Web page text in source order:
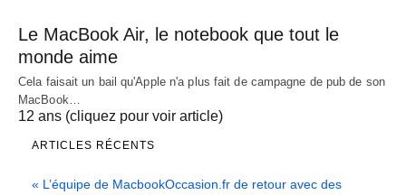
Le MacBook Air, le notebook que tout le
monde aime
Cela faisait un bail qu'Apple n'a plus fait de campagne de pub de son
MacBook…
12 ans (cliquez pour voir article)
ARTICLES RÉCENTS
« L’équipe de MacbookOccasion.fr de retour avec des